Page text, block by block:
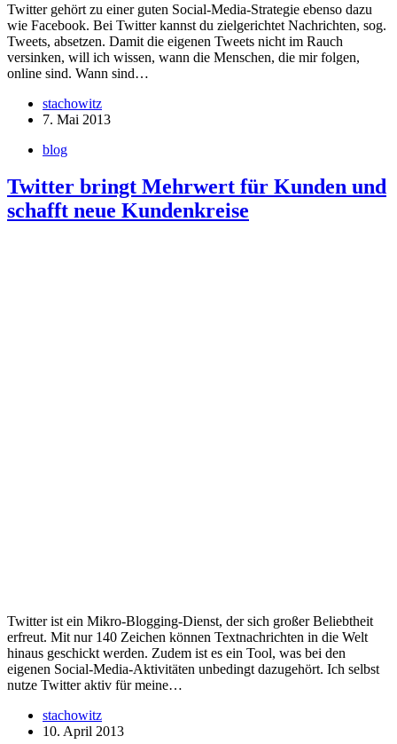
Twitter gehört zu einer guten Social-Media-Strategie ebenso dazu
wie Facebook. Bei Twitter kannst du zielgerichtet Nachrichten, sog.
Tweets, absetzen. Damit die eigenen Tweets nicht im Rauch
versinken, will ich wissen, wann die Menschen, die mir folgen,
online sind. Wann sind…
stachowitz
7. Mai 2013
blog
Twitter bringt Mehrwert für Kunden und
schafft neue Kundenkreise
Twitter ist ein Mikro-Blogging-Dienst, der sich großer Beliebtheit
erfreut. Mit nur 140 Zeichen können Textnachrichten in die Welt
hinaus geschickt werden. Zudem ist es ein Tool, was bei den
eigenen Social-Media-Aktivitäten unbedingt dazugehört. Ich selbst
nutze Twitter aktiv für meine…
stachowitz
10. April 2013